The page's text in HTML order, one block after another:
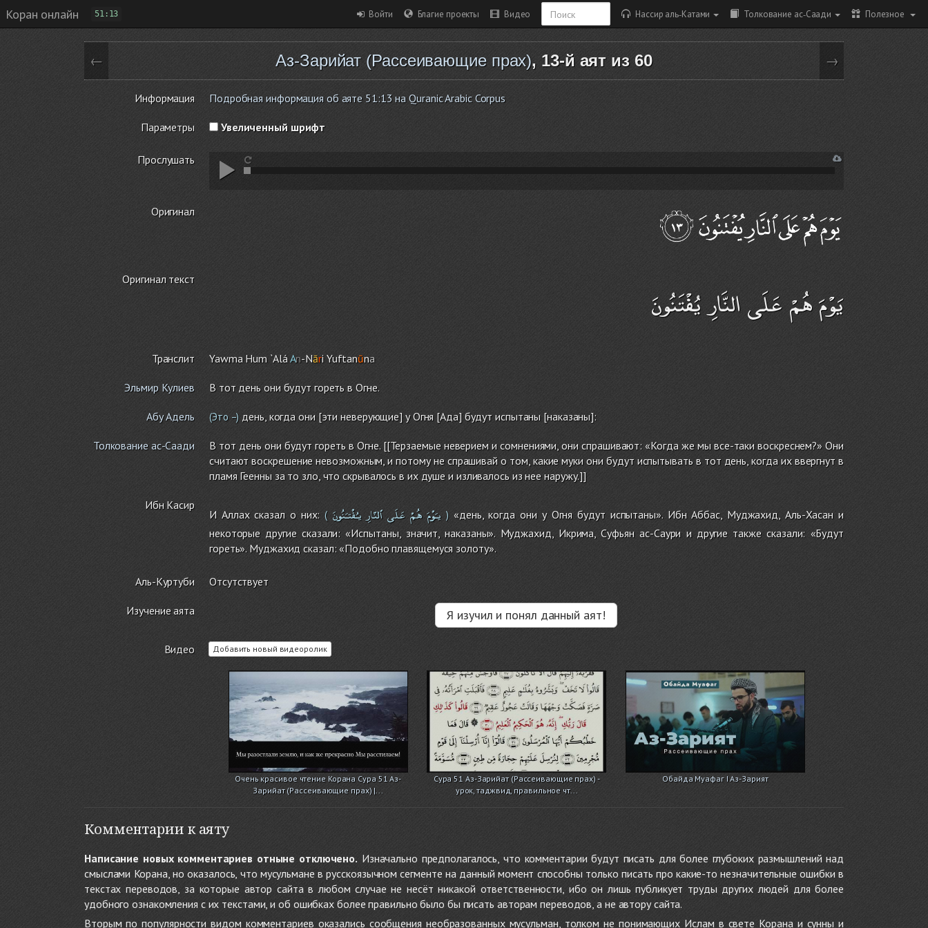
Коран онлайн 51:13 Войти Благие проекты Видео Нассир аль-Катами Толкование ас-Саади Полезное
← Аз-Зарийат (Рассеивающие прах), 13-й аят из 60 →
Информация Подробная информация об аяте 51:13 на Quranic Arabic Corpus
Параметры Увеличенный шрифт
Прослушать
Оригинал
Оригинал текст
يَوْمَ هُمْ عَلَى النَّارِ يُفْتَنُونَ
Транслит Yawma Hum `AláAn-Nāri Yuftanūna
Эльмир Кулиев В тот день они будут гореть в Огне.
Абу Адель (Это –) день, когда они [эти неверующие] у Огня [Ада] будут испытаны [наказаны]:
Толкование ас-Саади
В тот день они будут гореть в Огне. [[Терзаемые неверием и сомнениями, они спрашивают: «Когда же мы все-таки воскреснем?» Они
считают воскрешение невозможным, и потому не спрашивай о том, какие муки они будут испытывать в тот день, когда их ввергнут в
пламя Геенны за то зло, что скрывалось в их душе и изливалось из нее наружу.]]
Ибн Касир
И Аллах сказал о них: ( يـَوْمَ هُمْ عَلَى ٱلنّارِ يـُفْتـَنُونَ ) «день, когда они у Огня будут испытаны». Ибн Аббас, Муджахид, Аль-Хасан и
некоторые другие сказали: «Испытаны, значит, наказаны». Муджахид, Икрима, Суфьян ас-Саури и другие также сказали: «Будут
гореть». Муджахид сказал: «Подобно плавящемуся золоту».
Аль-Куртуби Отсутствует
Изучение аята Я изучил и понял данный аят!
Видео Добавить новый видеоролик
Очень красивое чтение Корана Сура 51 Аз-
Зарийат (Рассеивающие прах) |...
Сура 51 Аз-Зарийат (Рассеивающие прах) -
урок, таджвид, правильное чт...
Обайда Муафаг I Аз-Зарият
Комментарии к аяту
Написание новых комментариев отныне отключено. Изначально предполагалось, что комментарии будут писать для более глубоких размышлений над
смыслами Корана, но оказалось, что мусульмане в русскоязычном сегменте на данный момент способны только писать про какие-то незначительные ошибки в
текстах переводов, за которые автор сайта в любом случае не несёт никакой ответственности, ибо он лишь публикует труды других людей для более
удобного ознакомления с их текстами, и об ошибках более правильно было бы писать авторам переводов, а не автору сайта.
Вторым по популярности видом комментариев оказались сообщения необразованных мусульман, толком не понимающих Ислам в свете Корана и сунны и